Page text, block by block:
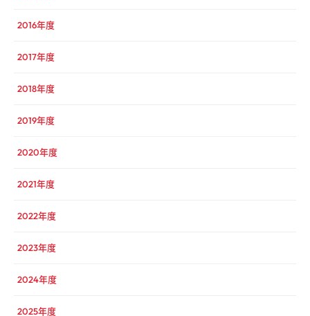
2016年度
2017年度
2018年度
2019年度
2020年度
2021年度
2022年度
2023年度
2024年度
2025年度